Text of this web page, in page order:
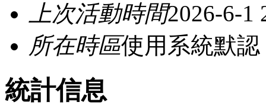
上次活動時間2026-6-1
所在時區使用系統默認
統計信息